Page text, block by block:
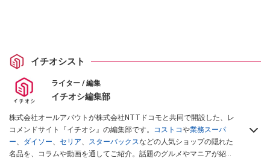
イチオシスト
ライター / 編集
イチオシ編集部
株式会社オールアバウトが株式会社NTTドコモと共同で開設した、レ
コメンドサイト『イチオシ』の編集部です。 コストコや業務スーパ
ー、 ダイソー、 セリア、 スターバックスなどの人気ショップの隠れた
名品を、コラムや動画を通してご紹介。話題のグルメやマニアが紹介